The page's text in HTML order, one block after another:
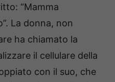
“Mamma
La donna, non
ha chiamato la
il cellulare della
con il suo, che